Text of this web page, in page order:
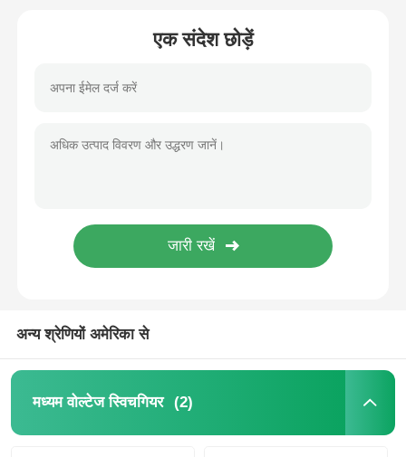
एक संदेश छोड़ें
अन्य श्रेणियों अमेरिका से
मध्यम वोल्टेज स्विचगियर (2)